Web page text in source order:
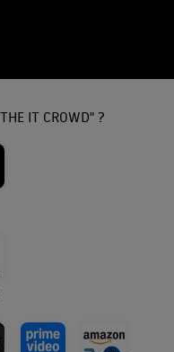
IT CROWD" ?